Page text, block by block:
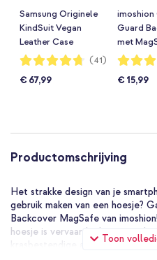
Samsung Originele
KindSuit Vegan
Leather Case
Samsung Galaxy Z
Gray
Waardering:
94%
(41)
€ 67,99
Guard
met
95%
€ 15,99
Productomschrijving
Toon
Het strakke design van je
gebruik maken van een hoesje?
Backcover MagSafe van
hoesje is vervaardigd uit
krasbestendige achterzijde. De